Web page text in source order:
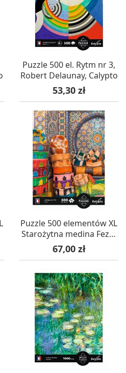
Puzzle 500 el. Rytm nr 3,
Robert Delaunay, Calypto
Cena
53,30 zł
Puzzle 500 elementów XL
Starożytna medina Fezu,
Calypto
Cena
67,00 zł